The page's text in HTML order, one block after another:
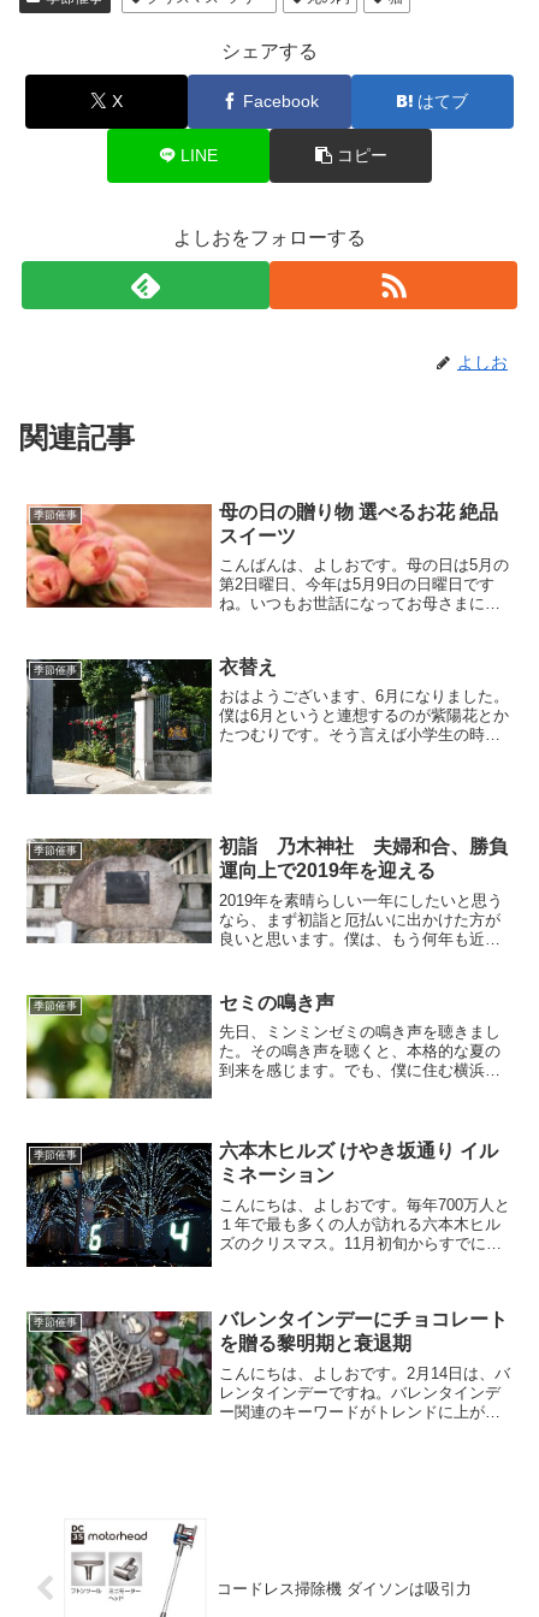
シェアする
X Facebook はてブ
LINE コピー
よしおをフォローする
よしお
関連記事
季節催事
母の日の贈り物 選べるお花 絶品
スイーツ
こんばんは、よしおです。母の日は5月の
第2日曜日、今年は5月9日の日曜日です
ね。いつもお世話になってお母さまにお
渡せませんが、子供たちには、おかあさ
んに、なにか贈ったらと...
季節催事 衣替え
おはようございます、6月になりました。
僕は6月というと連想するのが紫陽花とか
たつむりです。そう言えば小学生の時、
季節催事
初詣 乃木神社 夫婦和合、勝負
運向上で2019年を迎える
2019年を素晴らしい一年にしたいと思う
なら、まず初詣と厄払いに出かけた方が
良いと思います。僕は、もう何年も近所
ました。確か、元旦ではなく2日か3日だ
ったと思いますが、...
季節催事 セミの鳴き声
先日、ミンミンゼミの鳴き声を聴きまし
た。その鳴き声を聴くと、本格的な夏の
到来を感じます。でも、僕に住む横浜を
季節催事
六本木ヒルズ けやき坂通り イル
ミネーション
こんにちは、よしおです。毎年700万人と
１年で最も多くの人が訪れる六本木ヒル
ズのクリスマス。11月初旬からすでに始
クリスマスマーケ...
季節催事
バレンタインデーにチョコレート
を贈る黎明期と衰退期
こんにちは、よしおです。2月14日は、バ
レンタインデーですね。バレンタインデ
ー関連のキーワードがトレンドに上がっ
コードレス掃除機 ダイソンは吸引力